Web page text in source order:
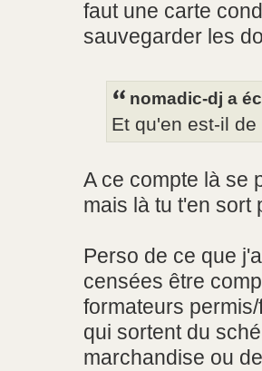
faut une carte
sauvegarder les
nomadic-dj a
Et qu'en est-il
A ce compte là se
mais là tu t'en sort
Perso de ce que
censées être
formateurs
qui sortent du
marchandise ou